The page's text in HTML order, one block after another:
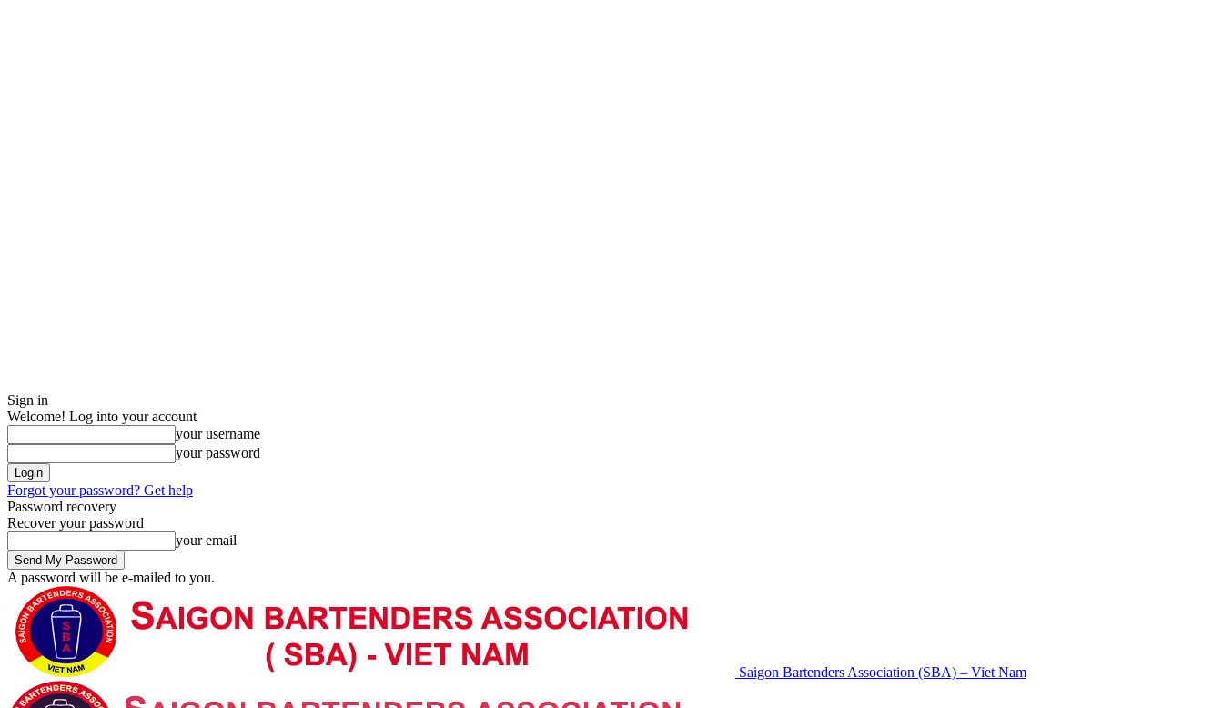
Sign in
Welcome! Log into your account
your username
your password
Forgot your password? Get help
Password recovery
Recover your password
your email
A password will be e-mailed to you.
Saigon Bartenders Association (SBA) – Viet Nam